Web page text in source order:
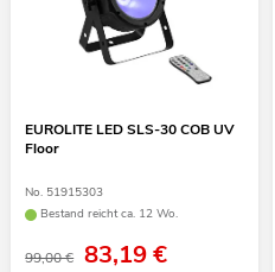
EUROLITE LED SLS-30 COB UV
Floor
No. 51915303
Bestand reicht ca. 12 Wo.
99,00 € 83,19€